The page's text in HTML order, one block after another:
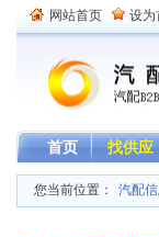
网站首页 设为
首页 找供应
您当前位置： 汽配